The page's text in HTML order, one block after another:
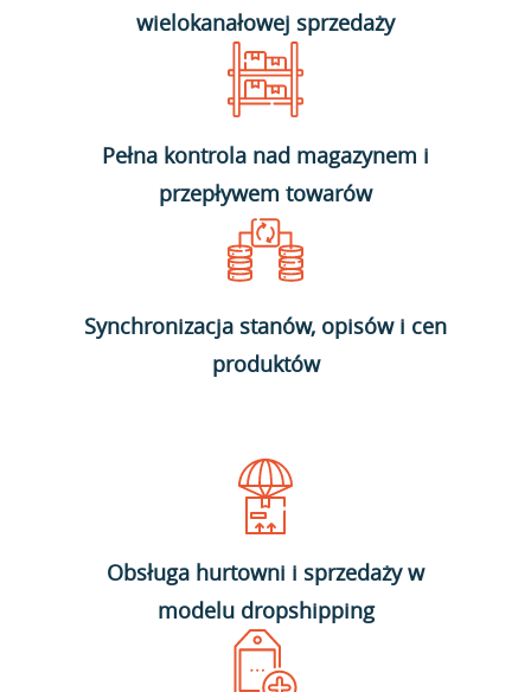
wielokanałowej sprzedaży
Pełna kontrola nad magazynem i
przepływem towarów
Synchronizacja stanów, opisów i cen
produktów
Obsługa hurtowni i sprzedaży w
modelu dropshipping